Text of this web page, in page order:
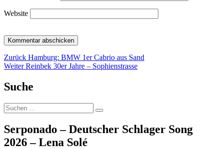
Website
Beitragsnavigation
Zurück Vorheriger
Beitrag:
Hamburg: BMW 1er Cabrio aus Sand
Weiter Nächster
Reinbek 30er Jahre – Sophienstrasse
Suche
Suche
nach:
Suchen
Serponado – Deutscher Schlager Song
2026 – Lena Solé